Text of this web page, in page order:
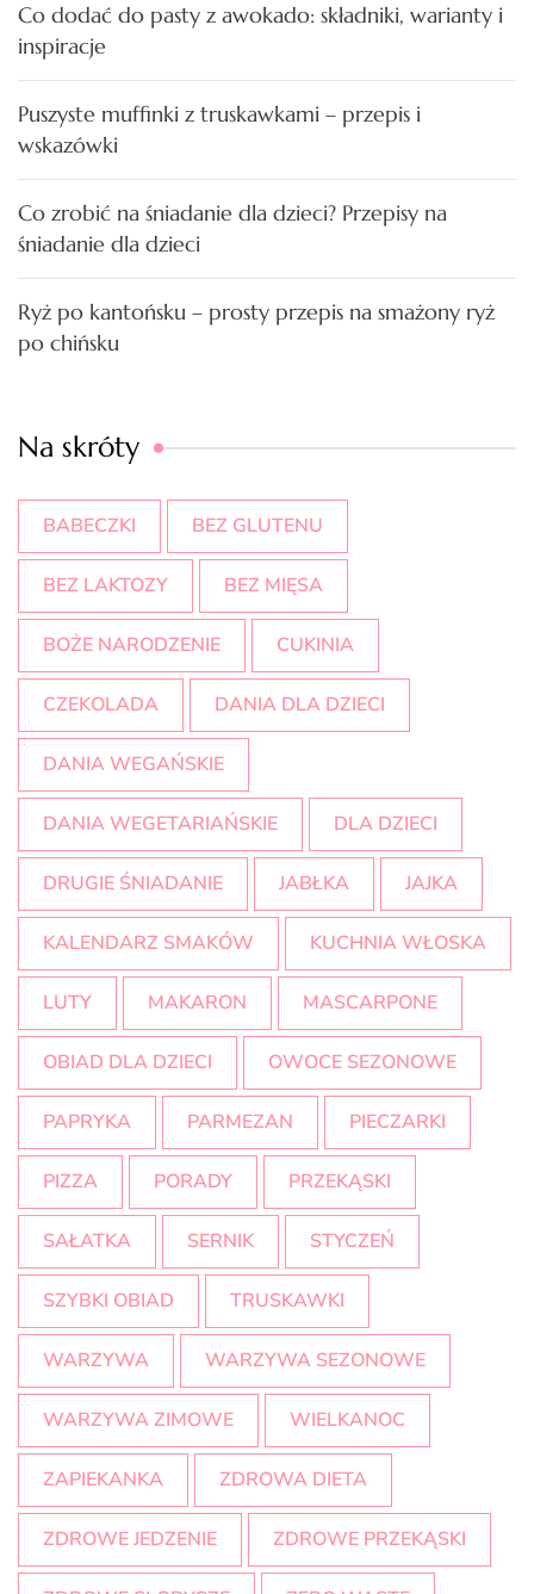
Co dodać do pasty z awokado: składniki, warianty i
inspiracje
Puszyste muffinki z truskawkami – przepis i
wskazówki
Co zrobić na śniadanie dla dzieci? Przepisy na
śniadanie dla dzieci
Ryż po kantońsku – prosty przepis na smażony ryż
po chińsku
Na skróty
BABECZKI BEZ GLUTENU
BEZ LAKTOZY BEZ MIĘSA
BOŻE NARODZENIE CUKINIA
CZEKOLADA DANIA DLA DZIECI
DANIA WEGAŃSKIE
DANIA WEGETARIAŃSKIE DLA DZIECI
DRUGIE ŚNIADANIE JABŁKA JAJKA
KALENDARZ SMAKÓW KUCHNIA WŁOSKA
LUTY MAKARON MASCARPONE
OBIAD DLA DZIECI OWOCE SEZONOWE
PAPRYKA PARMEZAN PIECZARKI
PIZZA PORADY PRZEKĄSKI
SAŁATKA SERNIK STYCZEŃ
SZYBKI OBIAD TRUSKAWKI
WARZYWA WARZYWA SEZONOWE
WARZYWA ZIMOWE WIELKANOC
ZAPIEKANKA ZDROWA DIETA
ZDROWE JEDZENIE ZDROWE PRZEKĄSKI